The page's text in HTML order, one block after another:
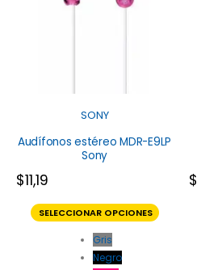
SONY
Audífonos estéreo MDR-E9LP
Sony
$11,19
SELECCIONAR OPCIONES
Gris
Negro
$